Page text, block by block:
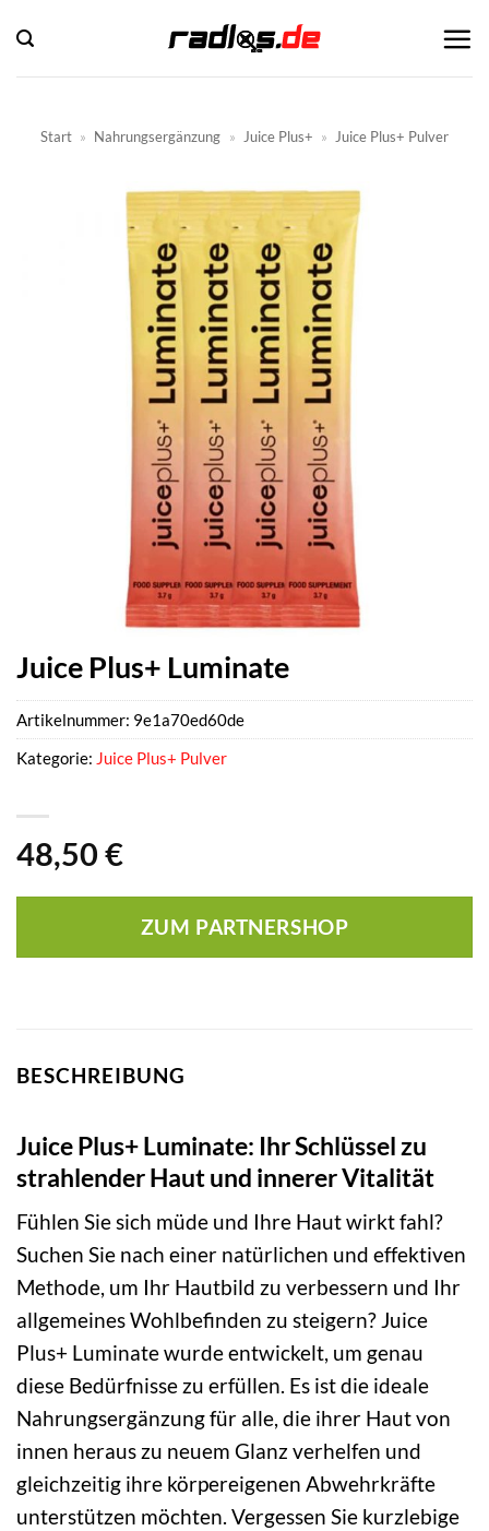
Inhalt
springen
Start » Nahrungsergänzung » Juice Plus+ » Juice Plus+ Pulver
Juice Plus+ Luminate
48,50 €
ZUM PARTNERSHOP
Artikelnummer: 9e1a70ed60de
Kategorie: Juice Plus+ Pulver
BESCHREIBUNG
Juice Plus+ Luminate: Ihr Schlüssel zu
strahlender Haut und innerer Vitalität
Fühlen Sie sich müde und Ihre Haut wirkt fahl?
Suchen Sie nach einer natürlichen und effektiven
Methode, um Ihr Hautbild zu verbessern und Ihr
allgemeines Wohlbefinden zu steigern? Juice
Plus+ Luminate wurde entwickelt, um genau
diese Bedürfnisse zu erfüllen. Es ist die ideale
Nahrungsergänzung für alle, die ihrer Haut von
innen heraus zu neuem Glanz verhelfen und
gleichzeitig ihre körpereigenen Abwehrkräfte
unterstützen möchten. Vergessen Sie kurzlebige